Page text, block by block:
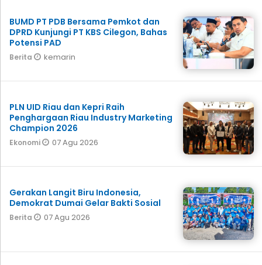
BUMD PT PDB Bersama Pemkot dan
DPRD Kunjungi PT KBS Cilegon, Bahas
Potensi PAD
Berita kemarin
PLN UID Riau dan Kepri Raih
Penghargaan Riau Industry Marketing
Champion 2026
Ekonomi 07 Agu 2026
Gerakan Langit Biru Indonesia,
Demokrat Dumai Gelar Bakti Sosial
Berita 07 Agu 2026